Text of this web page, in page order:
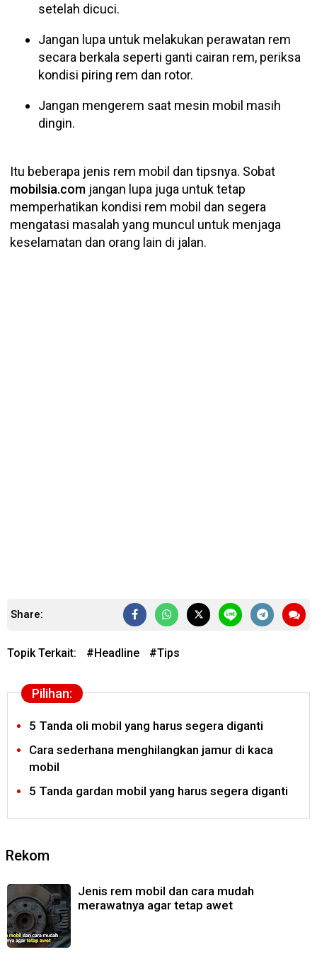
setelah dicuci.
Jangan lupa untuk melakukan perawatan rem
secara berkala seperti ganti cairan rem, periksa
kondisi piring rem dan rotor.
Jangan mengerem saat mesin mobil masih
dingin.
Itu beberapa jenis rem mobil dan tipsnya. Sobat
mobilsia.com jangan lupa juga untuk tetap
memperhatikan kondisi rem mobil dan segera
mengatasi masalah yang muncul untuk menjaga
keselamatan dan orang lain di jalan.
Share:
Topik Terkait: #Headline #Tips
Pilihan:
5 Tanda oli mobil yang harus segera diganti
Cara sederhana menghilangkan jamur di kaca
mobil
5 Tanda gardan mobil yang harus segera diganti
Rekom
Jenis rem mobil dan cara mudah
merawatnya agar tetap awet